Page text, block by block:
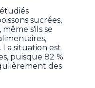
sucrées,
s'ils se
situation est
puisque 82 %
des